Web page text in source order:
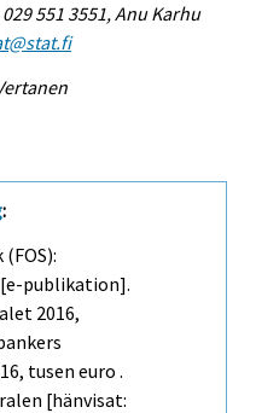
551 3551, Anu Karhu
:
publikation].
2016,
tusen euro .
[hänvisat: